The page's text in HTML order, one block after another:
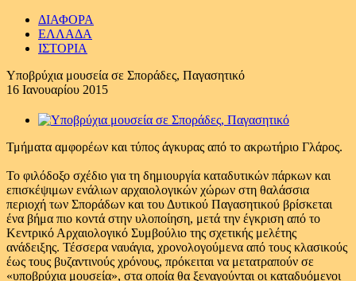
ΔΙΑΦΟΡΑ
ΕΛΛΑΔΑ
ΙΣΤΟΡΙΑ
Yποβρύχια μουσεία σε Σποράδες, Παγασητικό
16 Ιανουαρίου 2015
Τμήματα αμφορέων και τύπος άγκυρας από το ακρωτήριο Γλάρος.
Το φιλόδοξο σχέδιο για τη δημιουργία καταδυτικών πάρκων και
επισκέψιμων ενάλιων αρχαιολογικών χώρων στη θαλάσσια
περιοχή των Σποράδων και του Δυτικού Παγασητικού βρίσκεται
ένα βήμα πιο κοντά στην υλοποίηση, μετά την έγκριση από το
Κεντρικό Αρχαιολογικό Συμβούλιο της σχετικής μελέτης
ανάδειξης. Τέσσερα ναυάγια, χρονολογούμενα από τους κλασικούς
έως τους βυζαντινούς χρόνους, πρόκειται να μετατραπούν σε
«υποβρύχια μουσεία», στα οποία θα ξεναγούνται οι καταδυόμενοι